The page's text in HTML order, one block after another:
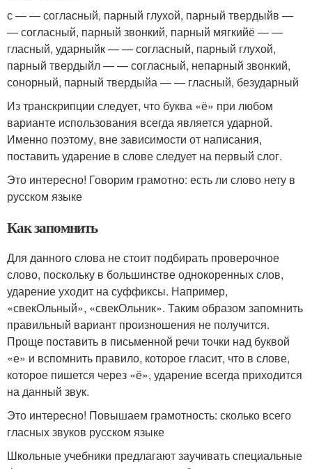
с — — согласный, парный глухой, парный твердыйв —
— согласный, парный звонкий, парный мягкийё — —
гласный, ударныйк — — согласный, парный глухой,
парный твердыйл — — согласный, непарный звонкий,
сонорный, парный твердыйа — — гласный, безударный
Из транскрипции следует, что буква «ё» при любом
варианте использования всегда является ударной.
Именно поэтому, вне зависимости от написания,
поставить ударение в слове следует на первый слог.
Это интересно! Говорим грамотно: есть ли слово нету в
русском языке
Как запомнить
Для данного слова не стоит подбирать проверочное
слово, поскольку в большинстве однокоренных слов,
ударение уходит на суффиксы. Например,
«свекОльный», «свекОльник». Таким образом запомнить
правильный вариант произношения не получится.
Проще поставить в письменной речи точки над буквой
«е» и вспомнить правило, которое гласит, что в слове,
которое пишется через «ё», ударение всегда приходится
на данный звук.
Это интересно! Повышаем грамотность: сколько всего
гласных звуков русском языке
Школьные учебники предлагают заучивать специальные